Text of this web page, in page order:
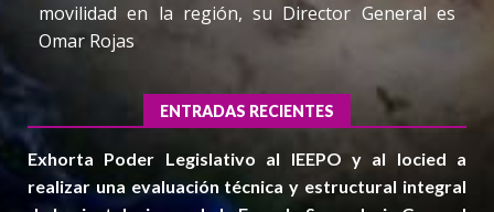
movilidad en la región, su Director General es
Omar Rojas
ENTRADAS RECIENTES
Exhorta Poder Legislativo al IEEPO y al Iocied a
realizar una evaluación técnica y estructural integral